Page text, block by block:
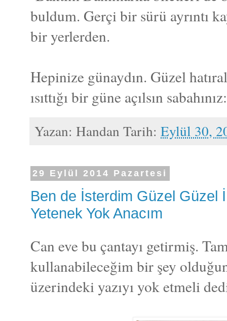
buldum. Gerçi bir sürü ayrıntı
bir yerlerden.
Hepinize günaydın. Güzel
ısıttığı bir güne açılsın
Yazan: Handan Tarih: Eylül 30,
29 Eylül 2014 Pazartesi
Ben de İsterdim Güzel Güzel
Yetenek Yok Anacım
Can eve bu çantayı getirmiş.
kullanabileceğim bir şey
üzerindeki yazıyı yok etmeli